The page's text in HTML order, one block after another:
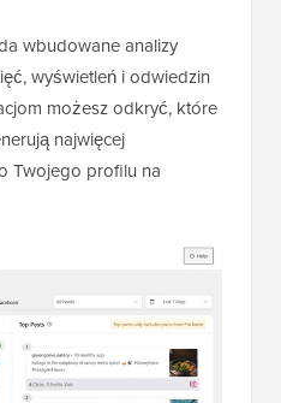
wbudowane analizy
wyświetleń i odwiedzin
możesz odkryć, które
najwięcej
Twojego profilu na